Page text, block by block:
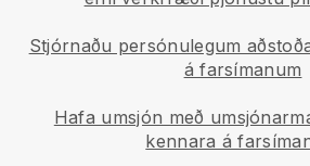
Stjórnaðu persónulegum
á farsímanum
Hafa umsjón með
kennara á